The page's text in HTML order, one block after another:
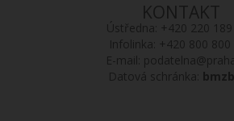
KONTAKT
Ústředna: +420 220 189
Infolinka: +420 800 800
E-mail:
Datová schránka: